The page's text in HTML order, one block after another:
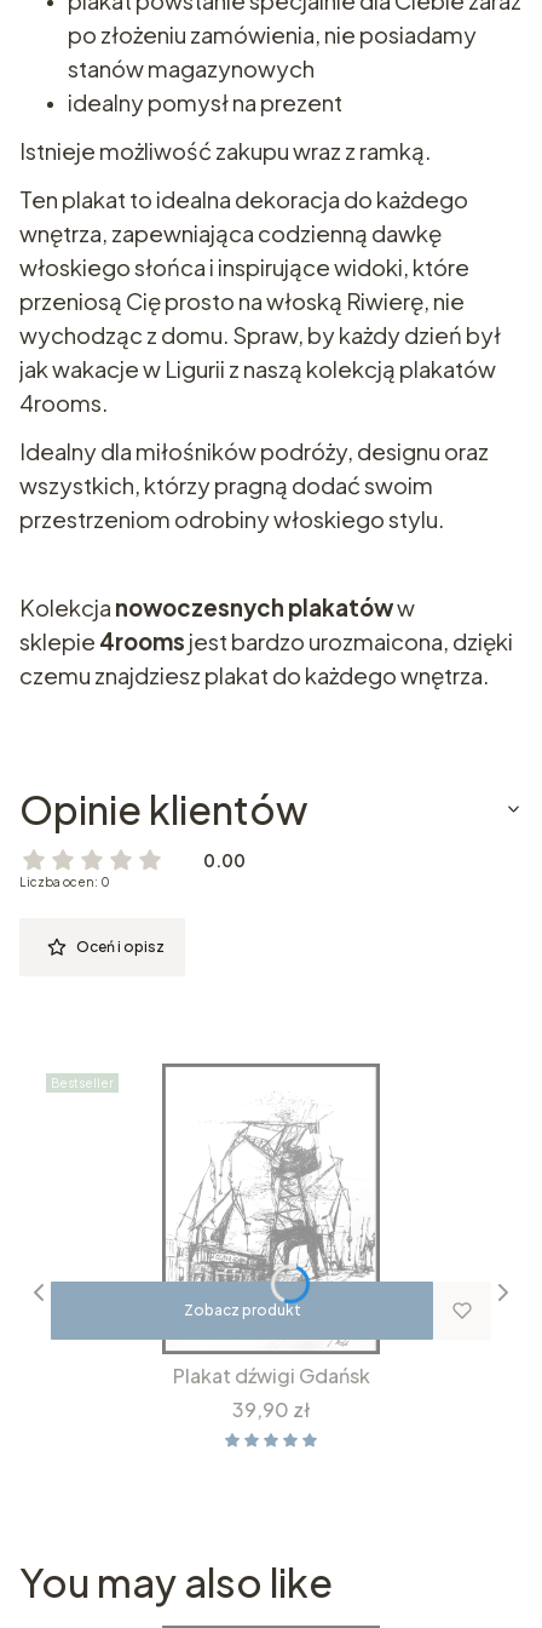
po złożeniu zamówienia, nie posiadamy
stanów magazynowych
idealny pomysł na prezent
Istnieje możliwość zakupu wraz z ramką.
Ten plakat to idealna dekoracja do każdego
wnętrza, zapewniająca codzienną dawkę
włoskiego słońca i inspirujące widoki, które
przeniosą Cię prosto na włoską Riwierę, nie
wychodząc z domu. Spraw, by każdy dzień był
jak wakacje w Ligurii z naszą kolekcją plakatów
4rooms.
Idealny dla miłośników podróży, designu oraz
wszystkich, którzy pragną dodać swoim
przestrzeniom odrobiny włoskiego stylu.
Kolekcja nowoczesnych plakatóww
sklepie 4rooms jest bardzo urozmaicona, dzięki
czemu znajdziesz plakat do każdego wnętrza.
Opinie klientów
0.00
Liczba ocen: 0
Oceń i opisz
Bestseller
Zobacz produkt
Plakat dźwigi Gdańsk
Cena
39,90 zł
You may also like